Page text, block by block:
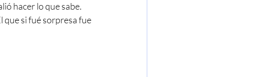
hacer lo que sabe.
que si fué sorpresa fue